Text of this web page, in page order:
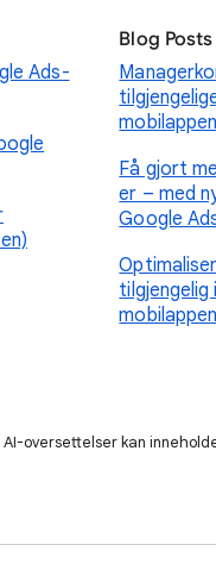
Ads-
Blog Posts
mobilappen
Få gjort
er – med
Google
tilgjengelig
mobilappen
oversettelser kan